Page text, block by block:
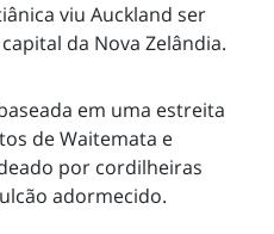
viu Auckland ser
da Nova Zelândia.
em uma estreita
de Waitemata e
por cordilheiras
adormecido.